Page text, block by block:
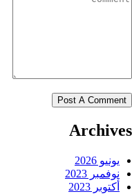
Archives
يونيو 2026
نوفمبر 2023
أكتوبر 2023